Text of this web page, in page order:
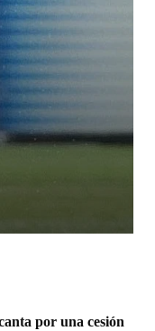
por una cesión